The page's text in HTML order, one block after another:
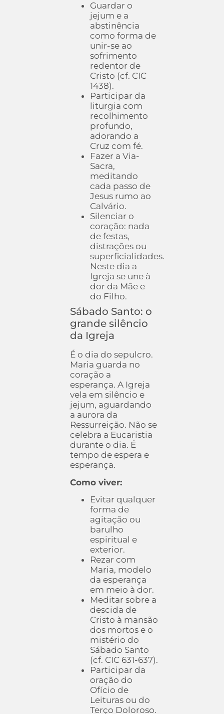
Guardar o
jejum e a
abstinência
como forma de
unir-se ao
sofrimento
redentor de
Cristo (cf. CIC
1438).
Participar da
liturgia com
recolhimento
profundo,
adorando a
Cruz com fé.
Fazer a Via-
Sacra,
meditando
cada passo de
Jesus rumo ao
Calvário.
Silenciar o
coração: nada
de festas,
distrações ou
superficialidades.
Neste dia a
Igreja se une à
dor da Mãe e
do Filho.
Sábado Santo: o
grande silêncio
da Igreja
É o dia do sepulcro.
Maria guarda no
coração a
esperança. A Igreja
vela em silêncio e
jejum, aguardando
a aurora da
Ressurreição. Não se
celebra a Eucaristia
durante o dia. É
tempo de espera e
esperança.
Como viver:
Evitar qualquer
forma de
agitação ou
barulho
espiritual e
exterior.
Rezar com
Maria, modelo
da esperança
em meio à dor.
Meditar sobre a
descida de
Cristo à mansão
dos mortos e o
mistério do
Sábado Santo
(cf. CIC 631-637).
Participar da
oração do
Ofício de
Leituras ou do
Terço Doloroso.